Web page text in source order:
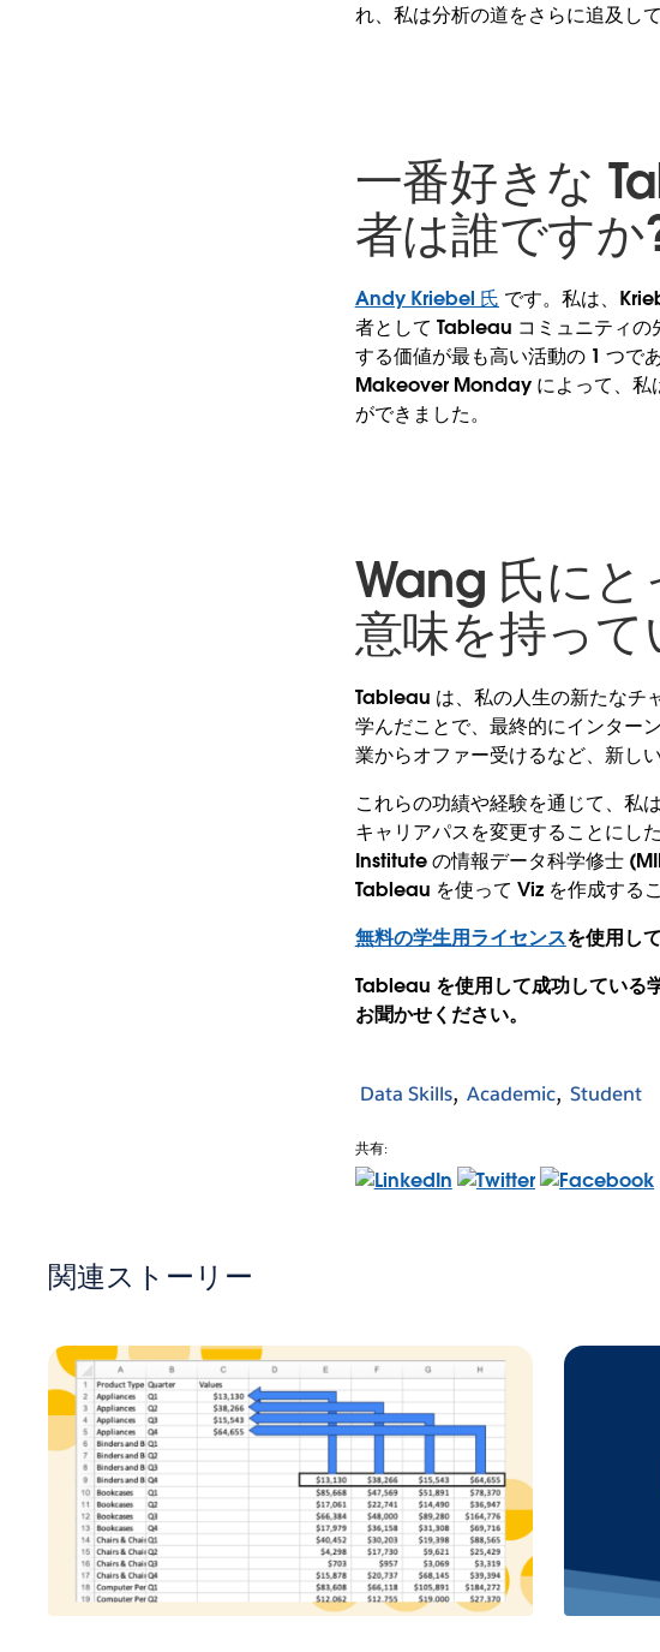
れ、私は分析の道をさらに追及し
一番好きな
者は誰ですか
Andy Kriebel 氏 です。私は、
者として Tableau コミュニティ
する価値が最も高い活動の 1 つで
Makeover Monday によって、私
ができました。
Wang 氏に
意味を持っ
Tableau は、私の人生の新たなチ
学んだことで、最終的にインター
業からオファー受けるなど、新し
これらの功績や経験を通じて、私
キャリアパスを変更することに
Institute の情報データ科学修士
Tableau を使って Viz を作成する
無料の学生用ライセンスを使用し
Tableau を使用して成功している
お聞かせください。
Data Skills Academic Student
共有:
関連ストーリー